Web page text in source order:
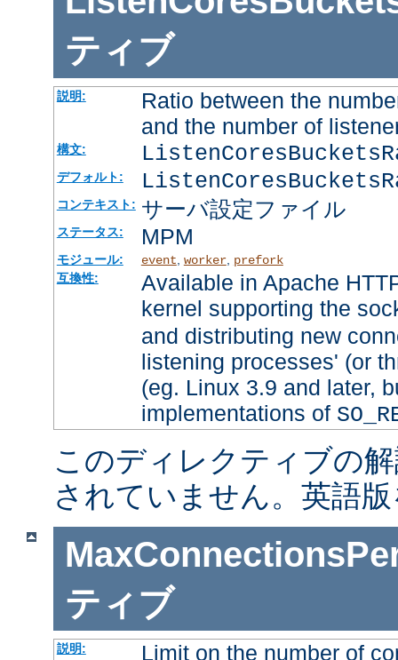
ティブ
説明:
Ratio between the
and the number of
構文:
デフォルト:
コンテキスト: サーバ設定ファイル
ステータス: MPM
モジュール: event worker, prefork
互換性:
Available in Apache
kernel supporting the
and distributing new
listening processes' (or
(eg. Linux 3.9 and later,
implementations of
このディレクティブの
されていません。英語
ティブ
説明:
Limit on the number of